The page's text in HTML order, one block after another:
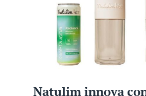
Natulim innova